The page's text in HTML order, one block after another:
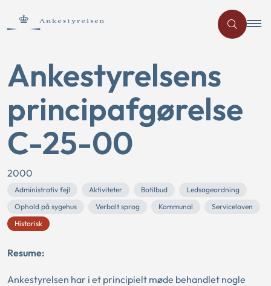
Ankestyrelsens
principafgørelse
C-25-00
2000
Administrativ fejl Aktiviteter Botilbud
Ledsageordning
Ophold på sygehus
Verbalt sprog Kommunal
Serviceloven
Historisk
Resume:
Ankestyrelsen har i et principielt møde behandlet nogle